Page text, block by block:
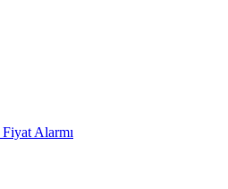
Fiyat Alarmı